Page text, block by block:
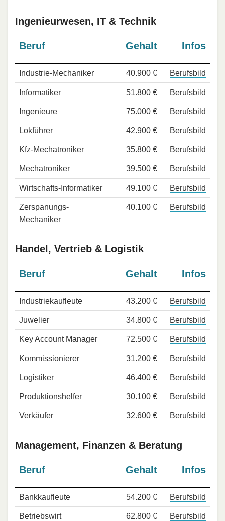
Ingenieurwesen, IT & Technik
Beruf Gehalt Infos
Industrie-Mechaniker 40.900 € Berufsbild
Informatiker 51.800 € Berufsbild
Ingenieure 75.000 € Berufsbild
Lokführer 42.900 € Berufsbild
Kfz-Mechatroniker 35.800 € Berufsbild
Mechatroniker 39.500 € Berufsbild
Wirtschafts-Informatiker 49.100 € Berufsbild
Zerspanungs-
Mechaniker
40.100 € Berufsbild
Handel, Vertrieb & Logistik
Beruf Gehalt Infos
Industriekaufleute 43.200 € Berufsbild
Juwelier 34.800 € Berufsbild
Key Account Manager 72.500 € Berufsbild
Kommissionierer 31.200 € Berufsbild
Logistiker 46.400 € Berufsbild
Produktionshelfer 30.100 € Berufsbild
Verkäufer 32.600 € Berufsbild
Management, Finanzen & Beratung
Beruf Gehalt Infos
Bankkaufleute 54.200 € Berufsbild
Betriebswirt 62.800 € Berufsbild